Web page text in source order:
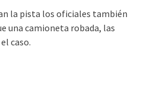
la pista los oficiales también
una camioneta robada, las
caso.